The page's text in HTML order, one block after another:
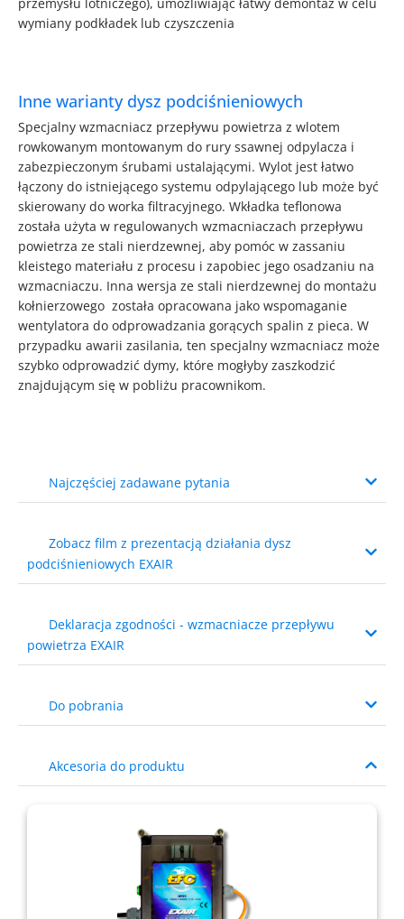
przemysłu lotniczego), umożliwiając łatwy demontaż w celu
wymiany podkładek lub czyszczenia
Inne warianty dysz podciśnieniowych
Specjalny wzmacniacz przepływu powietrza z wlotem
rowkowanym montowanym do rury ssawnej odpylacza i
zabezpieczonym śrubami ustalającymi. Wylot jest łatwo
łączony do istniejącego systemu odpylającego lub może być
skierowany do worka filtracyjnego. Wkładka teflonowa
została użyta w regulowanych wzmacniaczach przepływu
powietrza ze stali nierdzewnej, aby pomóc w zassaniu
kleistego materiału z procesu i zapobiec jego osadzaniu na
wzmacniaczu. Inna wersja ze stali nierdzewnej do montażu
kołnierzowego została opracowana jako wspomaganie
wentylatora do odprowadzania gorących spalin z pieca. W
przypadku awarii zasilania, ten specjalny wzmacniacz może
szybko odprowadzić dymy, które mogłyby zaszkodzić
znajdującym się w pobliżu pracownikom.
Najczęściej zadawane pytania
Zobacz film z prezentacją działania dysz
podciśnieniowych EXAIR
Deklaracja zgodności - wzmacniacze przepływu
powietrza EXAIR
Do pobrania
Akcesoria do produktu